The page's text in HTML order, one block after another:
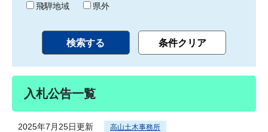
飛騨地域
県外
入札公告一覧
2025年7月25日更新 高山土木事務所